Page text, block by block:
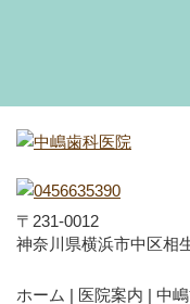
〒231-0012
神奈川県横浜市中区相
ホーム 医院案内 中